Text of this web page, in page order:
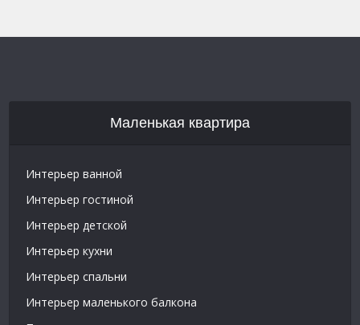
Маленькая квартира
Интерьер ванной
Интерьер гостиной
Интерьер детской
Интерьер кухни
Интерьер спальни
Интерьер маленького балкона